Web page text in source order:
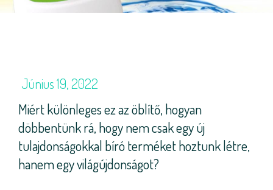
Június 19, 2022
Miért különleges ez az öblítő, hogyan
döbbentünk rá, hogy nem csak egy új
tulajdonságokkal bíró terméket hoztunk létre,
hanem egy világújdonságot?